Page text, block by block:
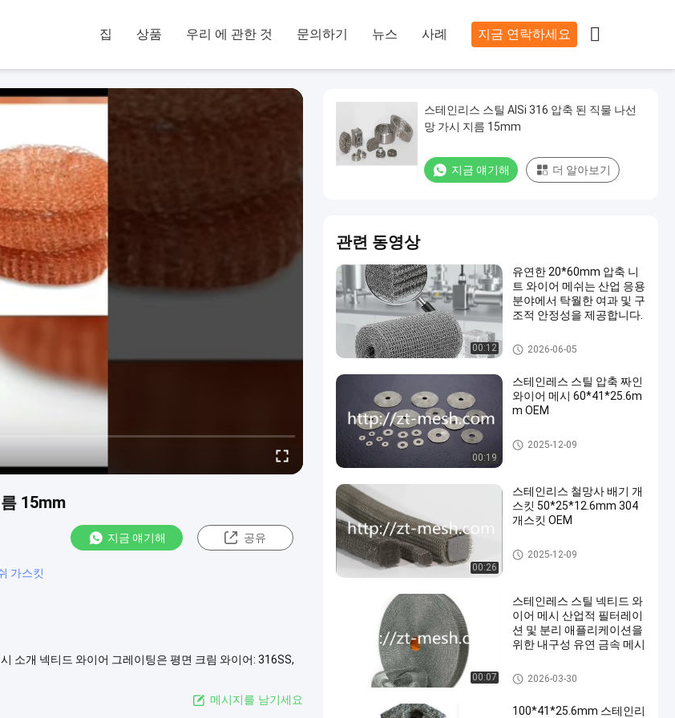
집 상품 우리 에 관한 것 문의하기 뉴스 사례 지금 연락하세요 
15mm
지금 얘기해 공유
가스킷
소개 넥티드 와이어 그레이팅은 평면 크림 와이어: 316SS,
메시지를 남기세요
스테인리스 스틸 AISi 316 압축 된 직물 나선
망 가시 지름 15mm
지금 얘기해 더 알아보기
관련 동영상
00:12
유연한 20*60mm 압축 니
트 와이어 메쉬는 산업 응용
분야에서 탁월한 여과 및 구
조적 안정성을 제공합니다.
압축 뜨개질을 한 철망사
2026-06-05
00:19
스테인레스 스틸 압축 짜인
와이어 메시 60*41*25.6m
m OEM
압축 뜨개질을 한 철망사
2025-12-09
00:26
스테인리스 철망사 배기 개
스킷 50*25*12.6mm 304
개스킷 OEM
압축 뜨개질을 한 철망사
2025-12-09
00:07
스테인레스 스틸 넥티드 와
이어 메시 산업적 필터레이
션 및 분리 애플리케이션을
위한 내구성 유연 금속 메시
압축 뜨개질을 한 철망사
2026-03-30
100*41*25.6mm 스테인리